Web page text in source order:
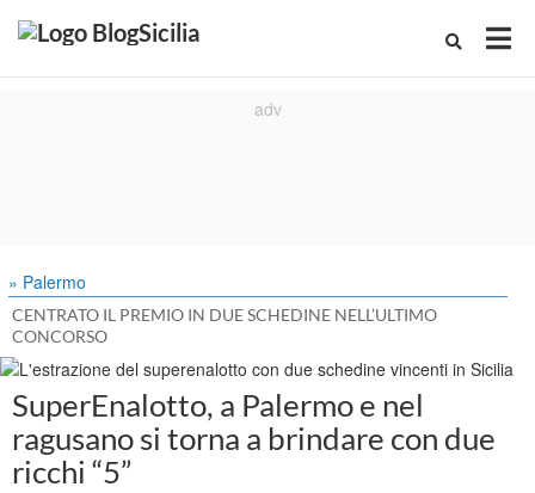
» Palermo
CENTRATO IL PREMIO IN DUE SCHEDINE NELL’ULTIMO
CONCORSO
SuperEnalotto, a Palermo e nel
ragusano si torna a brindare con due
ricchi “5”